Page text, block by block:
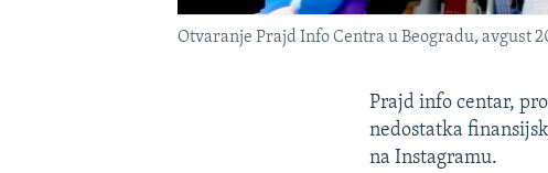
Otvaranje Prajd Info Centra u Beogradu, avgust
Prajd info centar,
nedostatka
na Instagramu.